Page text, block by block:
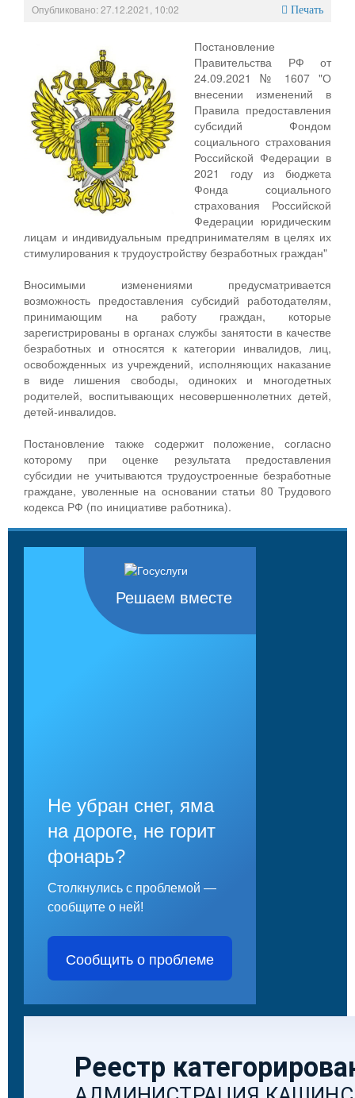
Опубликовано: 27.12.2021, 10:02 Печать
Постановление
Правительства РФ от
24.09.2021 № 1607 "О
внесении изменений в
Правила предоставления
субсидий Фондом
социального страхования
Российской Федерации в
2021 году из бюджета
Фонда социального
страхования Российской
Федерации юридическим
лицам и индивидуальным предпринимателям в целях их
стимулирования к трудоустройству безработных граждан"
Вносимыми изменениями предусматривается
возможность предоставления субсидий работодателям,
принимающим на работу граждан, которые
зарегистрированы в органах службы занятости в качестве
безработных и относятся к категории инвалидов, лиц,
освобожденных из учреждений, исполняющих наказание
в виде лишения свободы, одиноких и многодетных
родителей, воспитывающих несовершеннолетних детей,
детей-инвалидов.
Постановление также содержит положение, согласно
которому при оценке результата предоставления
субсидии не учитываются трудоустроенные безработные
граждане, уволенные на основании статьи 80 Трудового
кодекса РФ (по инициативе работника).
Решаем вместе
Не убран снег, яма
на дороге, не горит
фонарь?
Столкнулись с проблемой —
сообщите о ней!
Сообщить о проблеме